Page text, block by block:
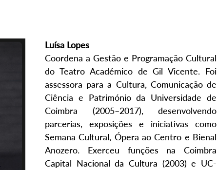
Luísa Lopes
Coordena a Gestão e Programação Cultural
do Teatro Académico de Gil Vicente. Foi
assessora para a Cultura, Comunicação de
Ciência e Património da Universidade de
Coimbra (2005–2017), desenvolvendo
parcerias, exposições e iniciativas como
Semana Cultural, Ópera ao Centro e Bienal
Anozero. Exerceu funções na Coimbra
Capital Nacional da Cultura (2003) e UC-